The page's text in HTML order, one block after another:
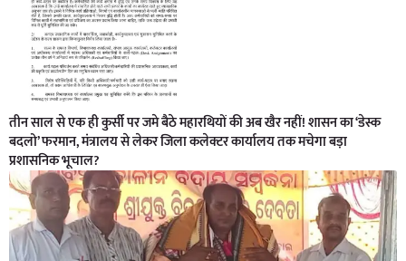
तीन साल से एक ही कुर्सी पर जमे बैठे महारथियों की अब खैर नहीं! शासन का ‘डेस्क
बदलो’ फरमान, मंत्रालय से लेकर जिला कलेक्टर कार्यालय तक मचेगा बड़ा
प्रशासनिक भूचाल?